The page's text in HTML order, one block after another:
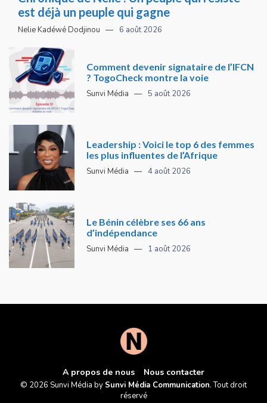
est déjà un peuple qui gagne
Nelie Kadéwé Dodjinou 6 août 2026
Comment devenir signataire de l’IFCN
? TogoCheck montre la voie
Sunvi Média 5 août 2026
Leadership : Voici le top 6 des femmes
les plus influentes de l’Afrique
Sunvi Média 4 août 2026
Le Bénin célèbre ses 66 ans
d’indépendance
Sunvi Média 1 août 2026
A propos de nous Nous contacter
© 2026 Sunvi Média by Sunvi Média Communication. Tout droit
réservé